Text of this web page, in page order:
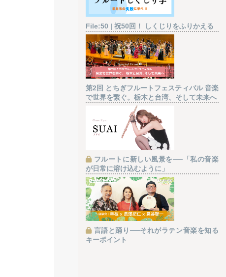
File:50 | 祝50回！ しくじりをふりかえる
第2回 とちぎフルートフェスティバル 音楽
で世界を繋ぐ。栃木と台湾、そして未来へ
フルートに新しい風景を──「私の音楽
が日常に溶け込むように」
言語と踊り──それがラテン音楽を知る
キーポイント